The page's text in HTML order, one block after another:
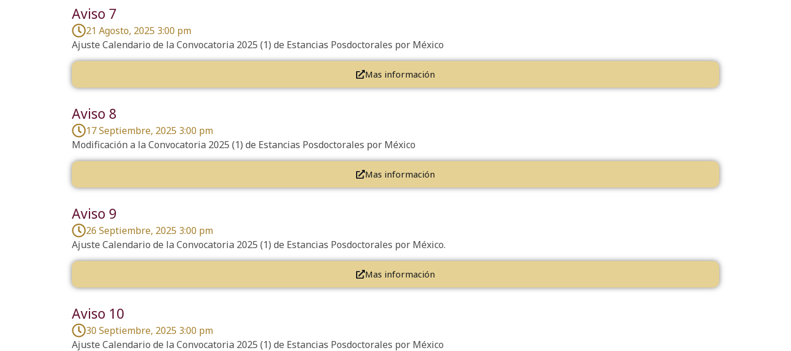
Aviso 7
21 Agosto, 2025 3:00 pm
Ajuste Calendario de la Convocatoria 2025 (1) de Estancias Posdoctorales por México
Mas información
Aviso 8
17 Septiembre, 2025 3:00 pm
Modificación a la Convocatoria 2025 (1) de Estancias Posdoctorales por México
Mas información
Aviso 9
26 Septiembre, 2025 3:00 pm
Ajuste Calendario de la Convocatoria 2025 (1) de Estancias Posdoctorales por México.
Mas información
Aviso 10
30 Septiembre, 2025 3:00 pm
Ajuste Calendario de la Convocatoria 2025 (1) de Estancias Posdoctorales por México